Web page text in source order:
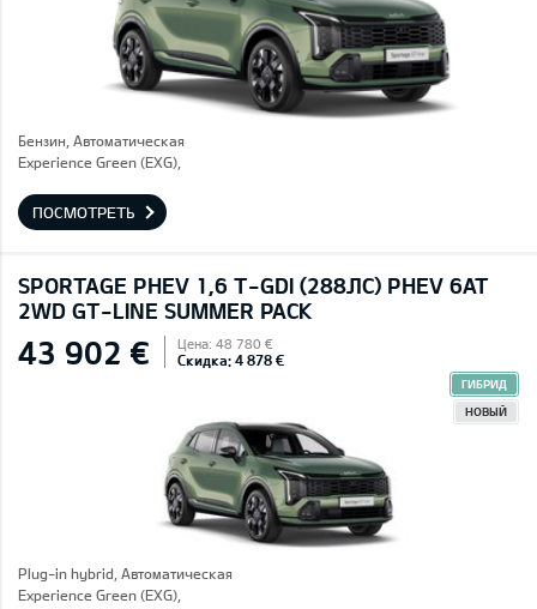
Бензин, Автоматическая
Experience Green (EXG),
ПОСМОТРЕТЬ
SPORTAGE PHEV 1,6 T-GDI (288ЛС) PHEV 6AT
2WD GT-LINE SUMMER PACK
43 902 € Цена: 48 780 €
Скидка: 4 878 €
ГИБРИД
НОВЫЙ
Plug-in hybrid, Автоматическая
Experience Green (EXG),